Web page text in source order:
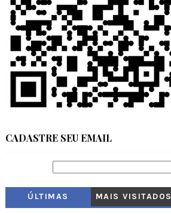
CADASTRE SEU EMAIL
ÚLTIMAS MAIS VISITADOS